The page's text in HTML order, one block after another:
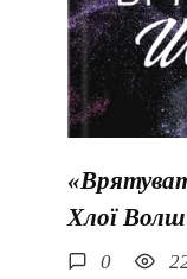
Хлої Волш
0